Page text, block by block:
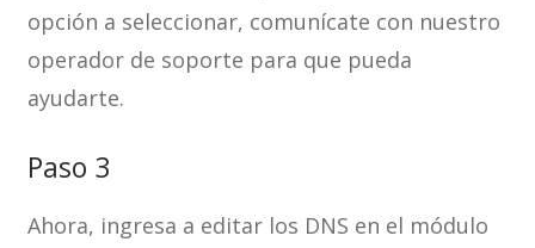
opción a seleccionar, comunícate con nuestro
operador de soporte para que pueda
ayudarte.
Paso 3
Ahora, ingresa a editar los DNS en el módulo